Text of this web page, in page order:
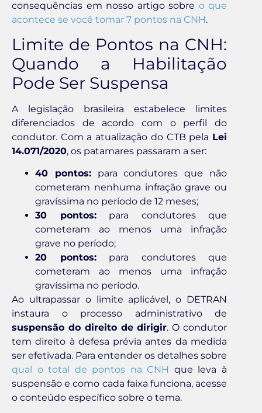
consequências em nosso artigo sobre o que
acontece se você tomar 7 pontos na CNH.
Limite de Pontos na CNH:
Quando a Habilitação
Pode Ser Suspensa
A legislação brasileira estabelece limites
diferenciados de acordo com o perfil do
condutor. Com a atualização do CTB pela Lei
14.071/2020, os patamares passaram a ser:
40 pontos:para condutores que não
cometeram nenhuma infração grave ou
gravíssima no período de 12 meses;
30 pontos:para condutores que
cometeram ao menos uma infração
grave no período;
20 pontos:para condutores que
cometeram ao menos uma infração
gravíssima no período.
Ao ultrapassar o limite aplicável, o DETRAN
instaura o processo administrativo de
suspensão do direito de dirigir. O condutor
tem direito à defesa prévia antes da medida
ser efetivada. Para entender os detalhes sobre
qual o total de pontos na CNH que leva à
suspensão e como cada faixa funciona, acesse
o conteúdo específico sobre o tema.